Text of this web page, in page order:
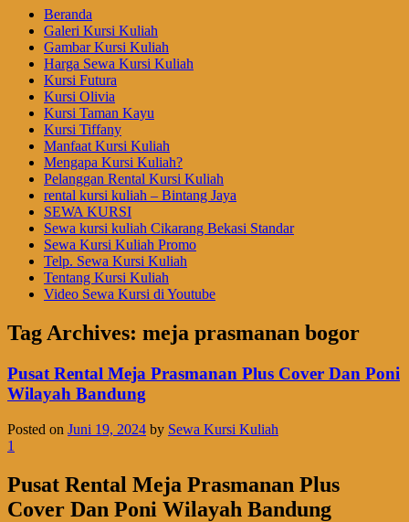
Beranda
Galeri Kursi Kuliah
Gambar Kursi Kuliah
Harga Sewa Kursi Kuliah
Kursi Futura
Kursi Olivia
Kursi Taman Kayu
Kursi Tiffany
Manfaat Kursi Kuliah
Mengapa Kursi Kuliah?
Pelanggan Rental Kursi Kuliah
rental kursi kuliah – Bintang Jaya
SEWA KURSI
Sewa kursi kuliah Cikarang Bekasi Standar
Sewa Kursi Kuliah Promo
Telp. Sewa Kursi Kuliah
Tentang Kursi Kuliah
Video Sewa Kursi di Youtube
Tag Archives: meja prasmanan bogor
Pusat Rental Meja Prasmanan Plus Cover Dan Poni
Wilayah Bandung
Posted on Juni 19, 2024 by Sewa Kursi Kuliah
1
Pusat Rental Meja Prasmanan Plus
Cover Dan Poni Wilayah Bandung